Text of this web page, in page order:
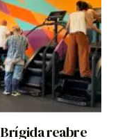
Brígida reabre